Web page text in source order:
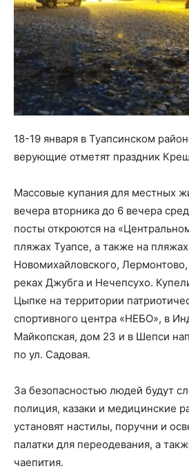
18-19 января в Туапсинском
верующие отметят праздник
Массовые купания для местных
вечера вторника до 6 вечера
посты откроются на
пляжах Туапсе, а также на
Новомихайловского,
реках Джубга и Нечепсухо.
Цыпке на территории
спортивного центра «НЕБО», в
Майкопская, дом 23 и в Шепси
по ул. Садовая.
За безопасностью людей будут
полиция, казаки и медицинские
установят настилы, поручни и
палатки для переодевания, а
чаепития.